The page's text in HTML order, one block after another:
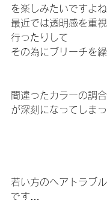
を楽しみたいですよね
最近では透明感を重
行ったりして
その為にブリーチを
間違ったカラーの調
が深刻になってしま
若い方のヘアトラブ
です…